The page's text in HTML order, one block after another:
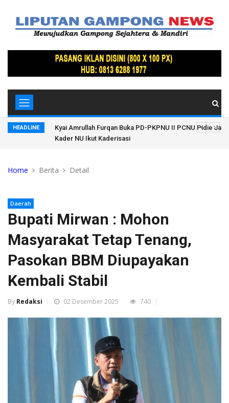
HEADLINE
Kyai Amrullah Furqan Buka PD-PKPNU II PCNU Pidie
Kader NU Ikut Kaderisasi
Home Berita Detail
Daerah
Bupati Mirwan : Mohon
Masyarakat Tetap Tenang,
Pasokan BBM Diupayakan
Kembali Stabil
By Redaksi 02 Desember 2025 740